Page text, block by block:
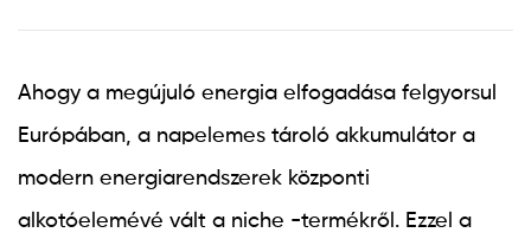
Ahogy a megújuló energia elfogadása felgyorsul
Európában, a napelemes tároló akkumulátor a
modern energiarendszerek központi
alkotóelemévé vált a niche -termékről. Ezzel a